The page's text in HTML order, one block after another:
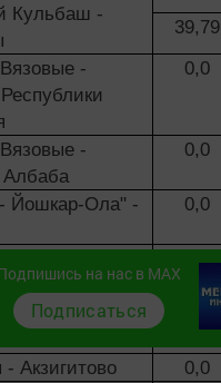
Кульбаш -
39,79
-
0,0
-
Албаба
0,0
Йошкар-Ола" -
0,0
острову-
0,0
- Нурлаты -
Акзигитово 0,0
на нас в MAX
Подписаться